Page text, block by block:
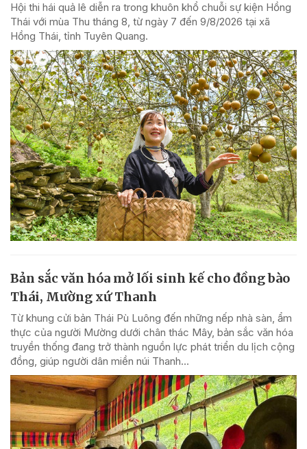
Hội thi hái quả lê diễn ra trong khuôn khổ chuỗi sự kiện Hồng
Thái với mùa Thu tháng 8, từ ngày 7 đến 9/8/2026 tại xã
Hồng Thái, tỉnh Tuyên Quang.
Bản sắc văn hóa mở lối sinh kế cho đồng bào
Thái, Mường xứ Thanh
Từ khung cửi bản Thái Pù Luông đến những nếp nhà sàn, ẩm
thực của người Mường dưới chân thác Mây, bản sắc văn hóa
truyền thống đang trở thành nguồn lực phát triển du lịch cộng
đồng, giúp người dân miền núi Thanh...